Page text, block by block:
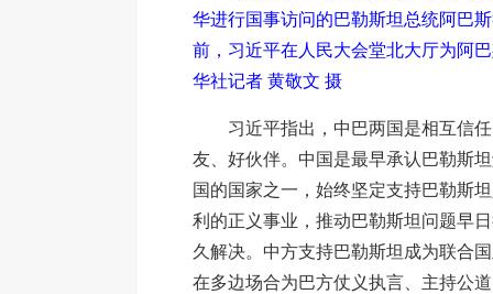
华进行国事访问的巴勒斯坦总统阿巴
前，习近平在人民大会堂北大厅为阿
华社记者 黄敬文 摄
习近平指出，中巴两国是相互信
友、好伙伴。中国是最早承认巴勒斯
国的国家之一，始终坚定支持巴勒斯
利的正义事业，推动巴勒斯坦问题早
久解决。中方支持巴勒斯坦成为联合
在多边场合为巴方仗义执言、主持公